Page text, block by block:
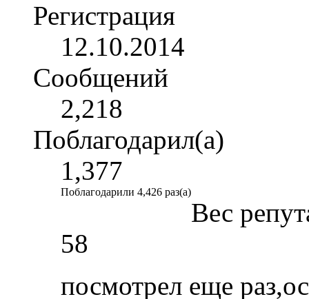
Регистрация
12.10.2014
Сообщений
2,218
Поблагодарил(а)
1,377
Поблагодарили 4,426 раз(а)
Вес
58
посмотрел еще